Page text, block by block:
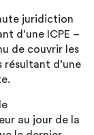
juridiction
d’une ICPE –
de couvrir les
résultant d’une
au jour de la